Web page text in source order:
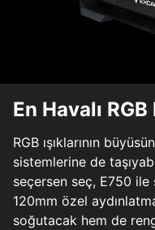
En Havalı
RGB ışıklarının
sistemlerine de
seçersen seç, E750
120mm özel
soğutacak hem de